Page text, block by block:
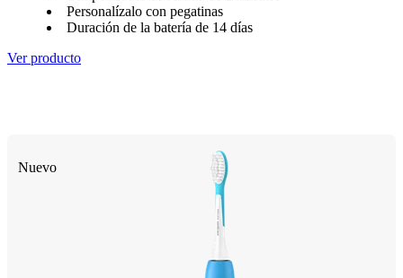
Personalízalo con pegatinas
Duración de la batería de 14 días
Ver producto
Nuevo